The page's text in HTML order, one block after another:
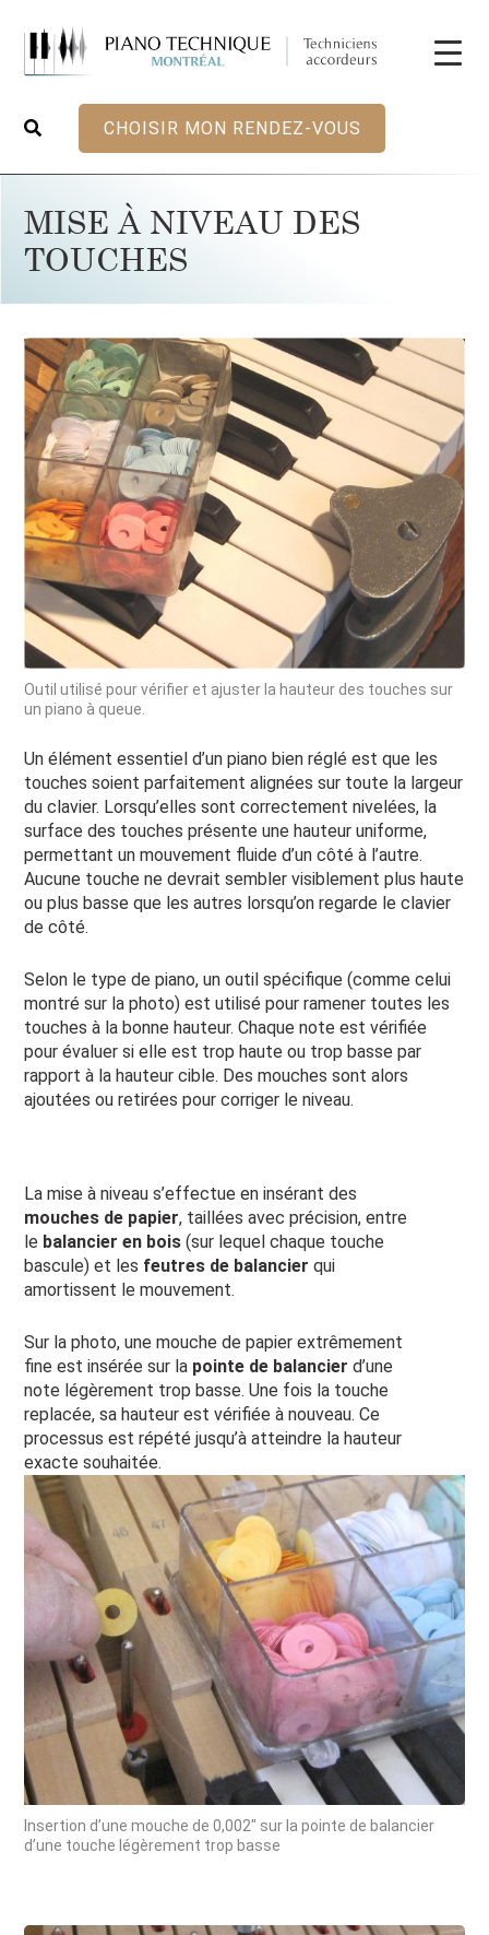
CHOISIR MON RENDEZ-VOUS
MISE À NIVEAU DES
TOUCHES
Outil utilisé pour vérifier et ajuster la hauteur des touches sur
un piano à queue.
Un élément essentiel d’un piano bien réglé est que les
touches soient parfaitement alignées sur toute la largeur
du clavier. Lorsqu’elles sont correctement nivelées, la
surface des touches présente une hauteur uniforme,
permettant un mouvement fluide d’un côté à l’autre.
Aucune touche ne devrait sembler visiblement plus haute
ou plus basse que les autres lorsqu’on regarde le clavier
de côté.
Selon le type de piano, un outil spécifique (comme celui
montré sur la photo) est utilisé pour ramener toutes les
touches à la bonne hauteur. Chaque note est vérifiée
pour évaluer si elle est trop haute ou trop basse par
rapport à la hauteur cible. Des mouches sont alors
ajoutées ou retirées pour corriger le niveau.
La mise à niveau s’effectue en insérant des
mouches de papier, taillées avec précision, entre
le balancier en bois (sur lequel chaque touche
bascule) et les feutres de balancier qui
amortissent le mouvement.
Sur la photo, une mouche de papier extrêmement
fine est insérée sur la pointe de balancier d’une
note légèrement trop basse. Une fois la touche
replacée, sa hauteur est vérifiée à nouveau. Ce
processus est répété jusqu’à atteindre la hauteur
exacte souhaitée.
Insertion d’une mouche de 0,002" sur la pointe de balancier
d’une touche légèrement trop basse